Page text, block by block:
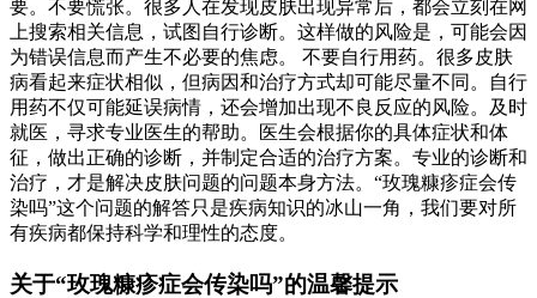
要。不要慌张。很多人在发现皮肤出现异常后，都会立刻在网
上搜索相关信息，试图自行诊断。这样做的风险是，可能会因
为错误信息而产生不必要的焦虑。 不要自行用药。很多皮肤
病看起来症状相似，但病因和治疗方式却可能尽量不同。自行
用药不仅可能延误病情，还会增加出现不良反应的风险。及时
就医，寻求专业医生的帮助。医生会根据你的具体症状和体
征，做出正确的诊断，并制定合适的治疗方案。专业的诊断和
治疗，才是解决皮肤问题的问题本身方法。“玫瑰糠疹症会传
染吗”这个问题的解答只是疾病知识的冰山一角，我们要对所
有疾病都保持科学和理性的态度。
关于“玫瑰糠疹症会传染吗”的温馨提示